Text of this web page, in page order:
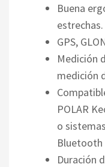
Buena
estrechas.
GPS,
Medición
medición
POLAR
o
Bluetooth
Duración